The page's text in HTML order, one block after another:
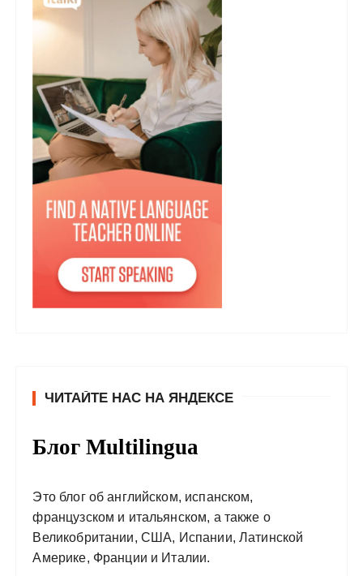
ЧИТАЙТЕ НАС НА ЯНДЕКСЕ
Блог Multilingua
Это блог об английском, испанском,
французском и итальянском, а также о
Великобритании, США, Испании, Латинской
Америке, Франции и Италии.